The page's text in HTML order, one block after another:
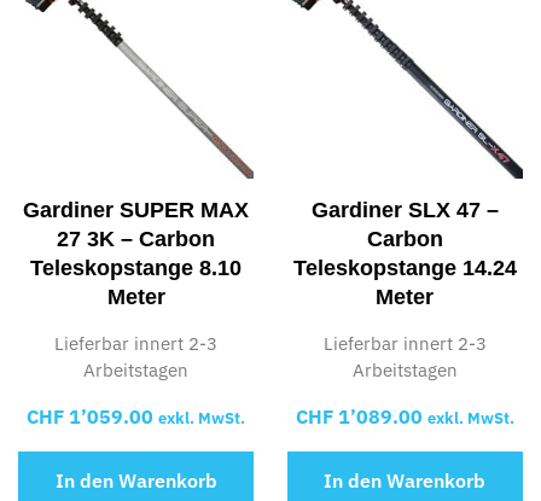
Gardiner SUPER MAX
27 3K – Carbon
Teleskopstange 8.10
Meter
Lieferbar innert 2-3
Arbeitstagen
CHF 1’059.00 exkl. MwSt.
In den Warenkorb
Gardiner SLX 47 –
Carbon
Teleskopstange 14.24
Meter
Lieferbar innert 2-3
Arbeitstagen
CHF1’089.00 exkl. MwSt.
In den Warenkorb